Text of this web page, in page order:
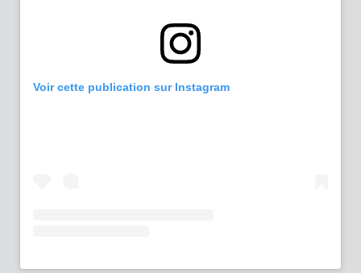
Voir cette publication sur Instagram